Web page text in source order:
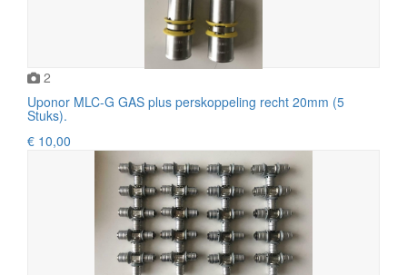
2
Uponor MLC-G GAS plus perskoppeling recht 20mm (5
Stuks).
€ 10,00